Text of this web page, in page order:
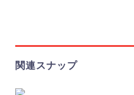
関連スナップ